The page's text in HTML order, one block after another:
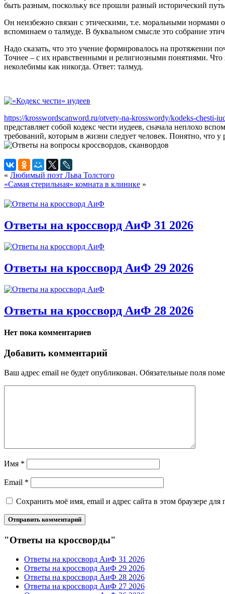
быть разным, поскольку все прошли разный исторический
Он неизбежно связан с этическими, т.е. моральными нормами
вспоминаем о талмуде. В буквальном смысле это собрание
Надо сказать, что это учение формировалось на протяжении
Точнее – с их нравственными и религиозными понятиями. Что
неколебимы как никогда. Ответ: талмуд.
https://krosswordscanword.ru/otvety-na-krosswordy/kodeks-chesti-
представляет собой кодекс чести иудеев, сначала неплохо
требований, которым в жизни следует человек. Понятно, что
« Любимый поэт Льва Толстого
«Самая стерильная» комната в клинике »
Ответы на кроссворд АиФ 31 2026
Ответы на кроссворд АиФ 29 2026
Ответы на кроссворд АиФ 28 2026
Нет пока комментариев
Добавить комментарий
Ваш адрес email не будет опубликован. Обязательные поля
Имя *
Email *
Сохранить моё имя, email и адрес сайта в этом браузере
"Ответы на кроссворды"
Ответы на кроссворд АиФ 31 2026
Ответы на кроссворд АиФ 29 2026
Ответы на кроссворд АиФ 28 2026
Ответы на кроссворд АиФ 27 2026